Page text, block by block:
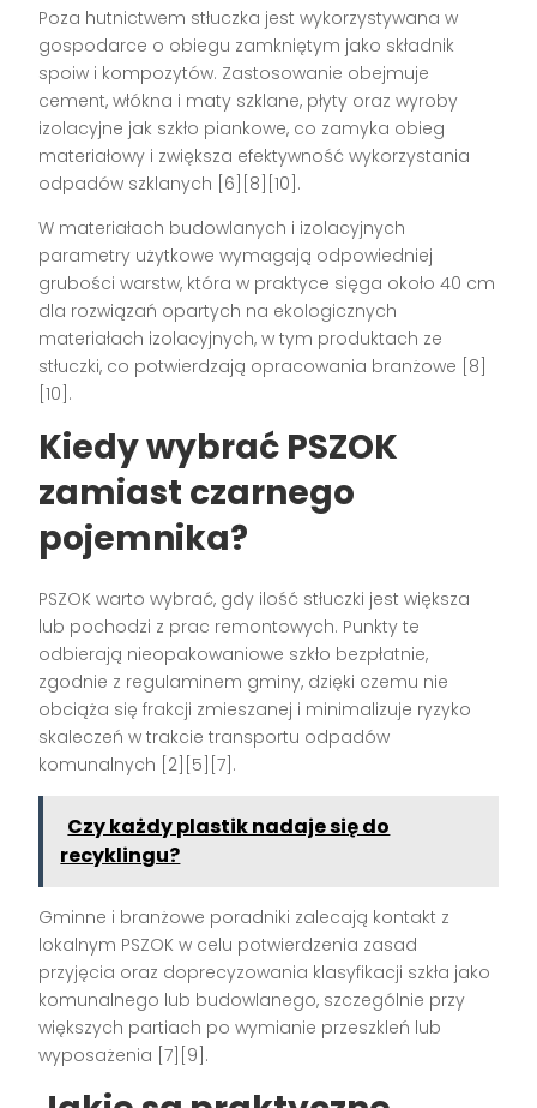
Poza hutnictwem stłuczka jest wykorzystywana w
gospodarce o obiegu zamkniętym jako składnik
spoiw i kompozytów. Zastosowanie obejmuje
cement, włókna i maty szklane, płyty oraz wyroby
izolacyjne jak szkło piankowe, co zamyka obieg
materiałowy i zwiększa efektywność wykorzystania
odpadów szklanych [6][8][10].
W materiałach budowlanych i izolacyjnych
parametry użytkowe wymagają odpowiedniej
grubości warstw, która w praktyce sięga około 40 cm
dla rozwiązań opartych na ekologicznych
materiałach izolacyjnych, w tym produktach ze
stłuczki, co potwierdzają opracowania branżowe [8]
[10].
Kiedy wybrać PSZOK
zamiast czarnego
pojemnika?
PSZOK warto wybrać, gdy ilość stłuczki jest większa
lub pochodzi z prac remontowych. Punkty te
odbierają nieopakowaniowe szkło bezpłatnie,
zgodnie z regulaminem gminy, dzięki czemu nie
obciąża się frakcji zmieszanej i minimalizuje ryzyko
skaleczeń w trakcie transportu odpadów
komunalnych [2][5][7].
Czy każdy plastik nadaje się do
recyklingu?
Gminne i branżowe poradniki zalecają kontakt z
lokalnym PSZOK w celu potwierdzenia zasad
przyjęcia oraz doprecyzowania klasyfikacji szkła jako
komunalnego lub budowlanego, szczególnie przy
większych partiach po wymianie przeszkleń lub
wyposażenia [7][9].